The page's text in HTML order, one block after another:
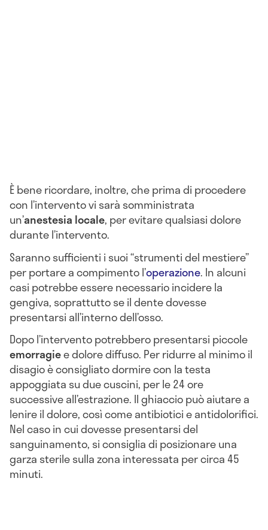
È bene ricordare, inoltre, che prima di procedere
con l’intervento vi sarà somministrata
un’anestesia locale, per evitare qualsiasi dolore
durante l’intervento.
Saranno sufficienti i suoi “strumenti del mestiere”
per portare a compimento l’operazione. In alcuni
casi potrebbe essere necessario incidere la
gengiva, soprattutto se il dente dovesse
presentarsi all’interno dell’osso.
Dopo l’intervento potrebbero presentarsi piccole
emorragiee dolore diffuso. Per ridurre al minimo il
disagio è consigliato dormire con la testa
appoggiata su due cuscini, per le 24 ore
successive all’estrazione. Il ghiaccio può aiutare a
lenire il dolore, così come antibiotici e antidolorifici.
Nel caso in cui dovesse presentarsi del
sanguinamento, si consiglia di posizionare una
garza sterile sulla zona interessata per circa 45
minuti.